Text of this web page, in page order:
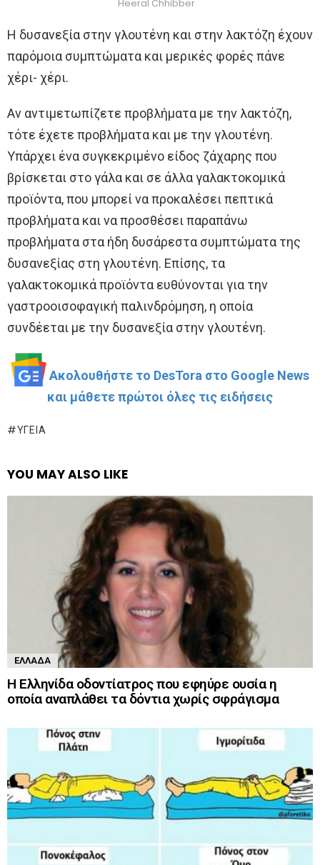
Heeral Chhibber
Η δυσανεξία στην γλουτένη και στην λακτόζη έχουν
παρόμοια συμπτώματα και μερικές φορές πάνε
χέρι- χέρι.
Αν αντιμετωπίζετε προβλήματα με την λακτόζη,
τότε έχετε προβλήματα και με την γλουτένη.
Υπάρχει ένα συγκεκριμένο είδος ζάχαρης που
βρίσκεται στο γάλα και σε άλλα γαλακτοκομικά
προϊόντα, που μπορεί να προκαλέσει πεπτικά
προβλήματα και να προσθέσει παραπάνω
προβλήματα στα ήδη δυσάρεστα συμπτώματα της
δυσανεξίας στη γλουτένη. Επίσης, τα
γαλακτοκομικά προϊόντα ευθύνονται για την
γαστροοισοφαγική παλινδρόμηση, η οποία
συνδέεται με την δυσανεξία στην γλουτένη.
Ακολουθήστε το DesTora στο Google News
και μάθετε πρώτοι όλες τις ειδήσεις
ΥΓΕΊΑ
YOU MAY ALSO LIKE
ΕΛΛΆΔΑ
Η Ελληνίδα οδοντίατρος που εφηύρε ουσία η
οποία αναπλάθει τα δόντια χωρίς σφράγισμα